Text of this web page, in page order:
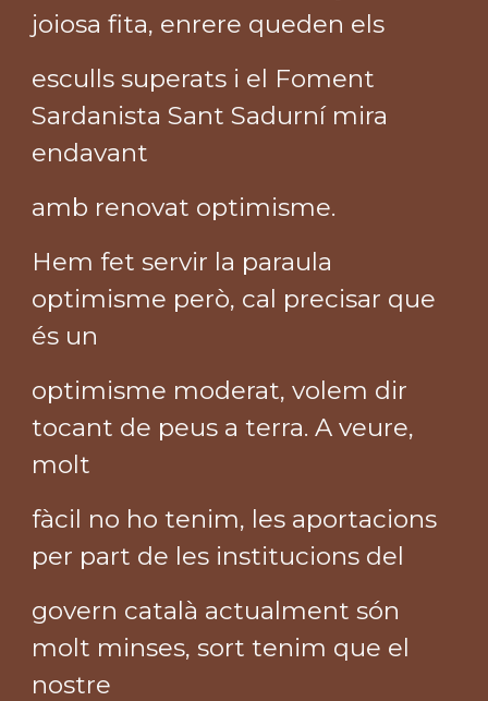
joiosa fita, enrere queden els
esculls superats i el Foment
Sardanista Sant Sadurní mira
endavant
amb renovat optimisme.
Hem fet servir la paraula
optimisme però, cal precisar que
és un
optimisme moderat, volem dir
tocant de peus a terra. A veure,
molt
fàcil no ho tenim, les aportacions
per part de les institucions del
govern català actualment són
molt minses, sort tenim que el
nostre